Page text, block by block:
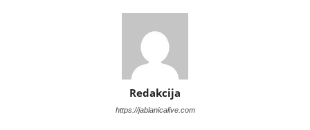
Redakcija
https://jablanicalive.com